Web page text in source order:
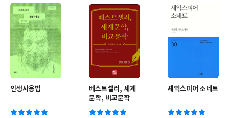
인생사용법
베스트셀러, 세계
문학, 비교문학
셰익스피어 소네트